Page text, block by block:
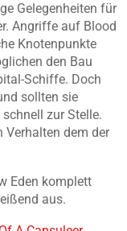
Gelegenheiten für
Angriffe auf Blood
Knotenpunkte
den Bau
Schiffe. Doch
sollten sie
zur Stelle.
Verhalten dem der
Eden komplett
aus.